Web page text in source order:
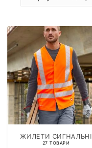
ЖИЛЕТИ СИГНАЛЬНІ
27 ТОВАРИ